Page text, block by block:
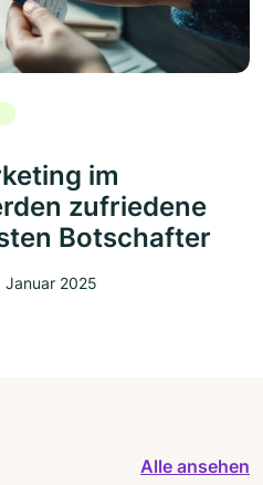
im
zufriedene
Botschafter
Januar 2025
Alle ansehen